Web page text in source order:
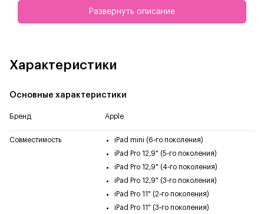
Развернуть описание
Характеристики
Основные характеристики
Бренд Apple
Совместимость
iPad mini (6‑го поколения)
iPad Pro 12,9" (5‑го поколения)
iPad Pro 12,9" (4‑го поколения)
iPad Pro 12,9" (3‑го поколения)
iPad Pro 11" (2‑го поколения)
iPad Pro 11" (3‑го поколения)